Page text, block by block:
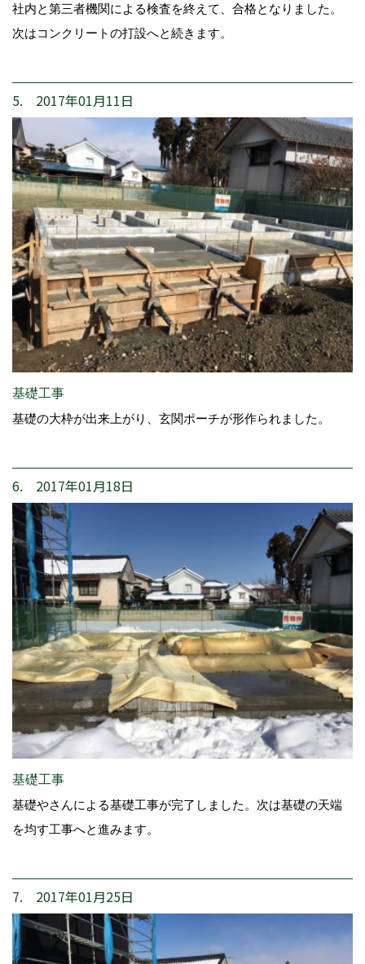
社内と第三者機関による検査を終えて、合格となりました。
次はコンクリートの打設へと続きます。
5. 2017年01月11日
基礎工事
基礎の大枠が出来上がり、玄関ポーチが形作られました。
6. 2017年01月18日
基礎工事
基礎やさんによる基礎工事が完了しました。次は基礎の天端
を均す工事へと進みます。
7. 2017年01月25日